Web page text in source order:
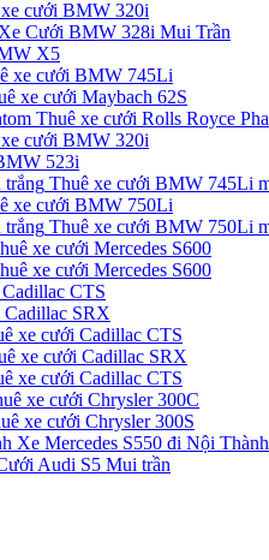
cưới BMW 320i
Xe Cưới BMW 328i Mui Trần
X5
xe cưới BMW 745Li
xe cưới Maybach 62S
Thuê xe cưới Rolls Royce
cưới BMW 320i
523i
Thuê xe cưới BMW 745Li
xe cưới BMW 750Li
Thuê xe cưới BMW 750Li
xe cưới Mercedes S600
xe cưới Mercedes S600
CTS
Cadillac SRX
xe cưới Cadillac CTS
xe cưới Cadillac SRX
xe cưới Cadillac CTS
xe cưới Chrysler 300C
xe cưới Chrysler 300S
Xe Mercedes S550 đi Nội Thành
Audi S5 Mui trần